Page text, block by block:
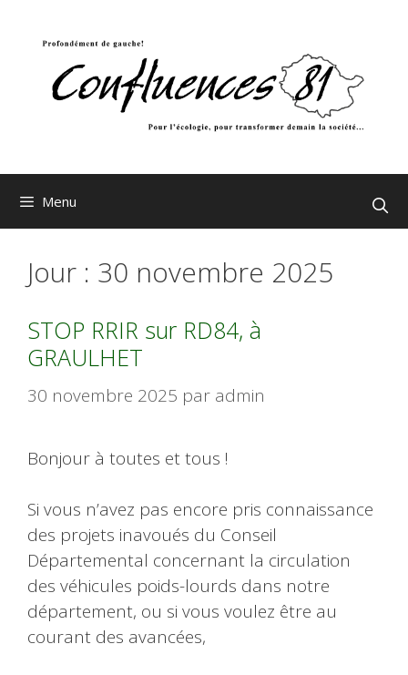
Menu
Jour : 30 novembre 2025
STOP RRIR sur RD84, à
GRAULHET
30 novembre 2025 par admin
Bonjour à toutes et tous !
Si vous n’avez pas encore pris connaissance
des projets inavoués du Conseil
Départemental concernant la circulation
des véhicules poids-lourds dans notre
département, ou si vous voulez être au
courant des avancées,